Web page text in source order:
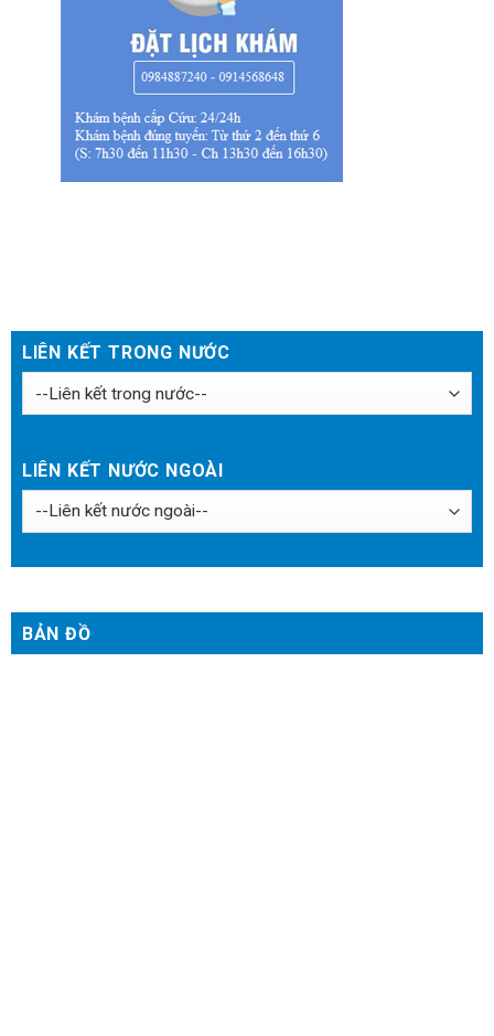
LIÊN KẾT TRONG NƯỚC
LIÊN KẾT NƯỚC NGOÀI
BẢN ĐỒ